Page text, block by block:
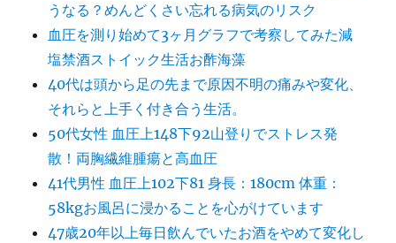
うなる？めんどくさい忘れる病気のリスク
血圧を測り始めて3ヶ月グラフで考察してみた減
塩禁酒ストイック生活お酢海藻
40代は頭から足の先まで原因不明の痛みや変化、
それらと上手く付き合う生活。
50代女性 血圧上148下92山登りでストレス発
散！両胸繊維腫瘍と高血圧
41代男性 血圧上102下81 身長：180cm 体重：
58kgお風呂に浸かることを心がけています
47歳20年以上毎日飲んでいたお酒をやめて変化し